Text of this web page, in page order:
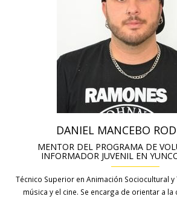
DANIEL MANCEBO
MENTOR DEL PROGRAMA DE
INFORMADOR JUVENIL EN
Técnico Superior en Animación Sociocultural
música y el cine. Se encarga de orientar a la